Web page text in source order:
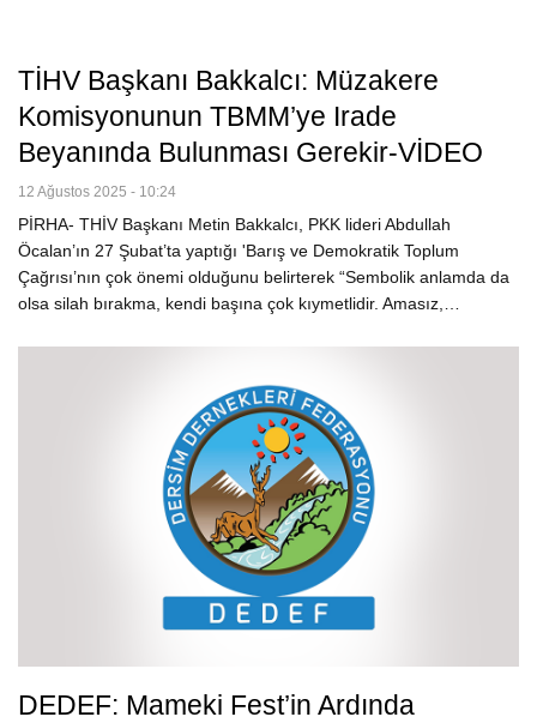
TİHV Başkanı Bakkalcı: Müzakere
Komisyonunun TBMM’ye Irade
Beyanında Bulunması Gerekir-VİDEO
12 Ağustos 2025 - 10:24
PİRHA- THİV Başkanı Metin Bakkalcı, PKK lideri Abdullah
Öcalan’ın 27 Şubat’ta yaptığı 'Barış ve Demokratik Toplum
Çağrısı’nın çok önemi olduğunu belirterek “Sembolik anlamda da
olsa silah bırakma, kendi başına çok kıymetlidir. Amasız,…
DEDEF: Mameki Fest’in Ardında